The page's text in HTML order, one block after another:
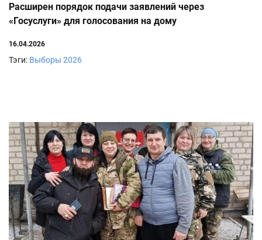
Расширен порядок подачи заявлений через
«Госуслуги» для голосования на дому
16.04.2026
Тэги: Выборы 2026